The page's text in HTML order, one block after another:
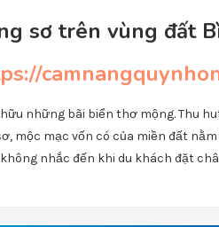
sơ trên vùng đất
những bãi biển thơ mộng. Thu
mộc mạc vốn có của miền đất nằm
nhắc đến khi du khách đặt